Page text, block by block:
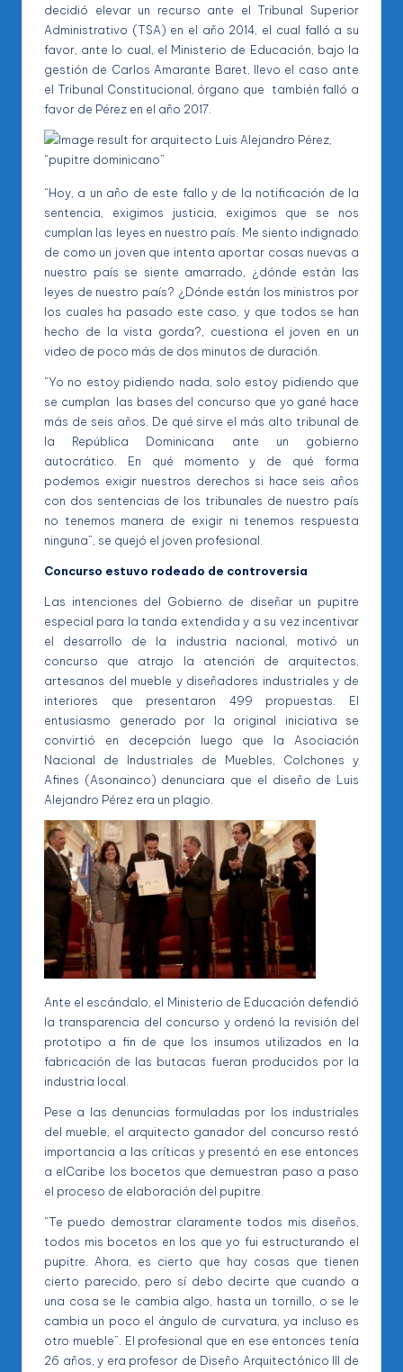
decidió elevar un recurso ante el Tribunal Superior
Administrativo (TSA) en el año 2014, el cual falló a su
favor, ante lo cual, el Ministerio de Educación, bajo la
gestión de Carlos Amarante Baret, llevo el caso ante
el Tribunal Constitucional, órgano que también falló a
favor de Pérez en el año 2017.
“Hoy, a un año de este fallo y de la notificación de la
sentencia, exigimos justicia, exigimos que se nos
cumplan las leyes en nuestro país. Me siento indignado
de como un joven que intenta aportar cosas nuevas a
nuestro país se siente amarrado, ¿dónde están las
leyes de nuestro país? ¿Dónde están los ministros por
los cuales ha pasado este caso, y que todos se han
hecho de la vista gorda?, cuestiona el joven en un
video de poco más de dos minutos de duración.
“Yo no estoy pidiendo nada, solo estoy pidiendo que
se cumplan las bases del concurso que yo gané hace
más de seis años. De qué sirve el más alto tribunal de
la República Dominicana ante un gobierno
autocrático. En qué momento y de qué forma
podemos exigir nuestros derechos si hace seis años
con dos sentencias de los tribunales de nuestro país
no tenemos manera de exigir ni tenemos respuesta
ninguna”, se quejó el joven profesional.
Concurso estuvo rodeado de controversia
Las intenciones del Gobierno de diseñar un pupitre
especial para la tanda extendida y a su vez incentivar
el desarrollo de la industria nacional, motivó un
concurso que atrajo la atención de arquitectos,
artesanos del mueble y diseñadores industriales y de
interiores que presentaron 499 propuestas. El
entusiasmo generado por la original iniciativa se
convirtió en decepción luego que la Asociación
Nacional de Industriales de Muebles, Colchones y
Afines (Asonainco) denunciara que el diseño de Luis
Alejandro Pérez era un plagio.
Ante el escándalo, el Ministerio de Educación defendió
la transparencia del concurso y ordenó la revisión del
prototipo a fin de que los insumos utilizados en la
fabricación de las butacas fueran producidos por la
industria local.
Pese a las denuncias formuladas por los industriales
del mueble, el arquitecto ganador del concurso restó
importancia a las críticas y presentó en ese entonces
a elCaribe los bocetos que demuestran paso a paso
el proceso de elaboración del pupitre.
“Te puedo demostrar claramente todos mis diseños,
todos mis bocetos en los que yo fui estructurando el
pupitre. Ahora, es cierto que hay cosas que tienen
cierto parecido, pero sí debo decirte que cuando a
una cosa se le cambia algo, hasta un tornillo, o se le
cambia un poco el ángulo de curvatura, ya incluso es
otro mueble”. El profesional que en ese entonces tenía
26 años, y era profesor de Diseño Arquitectónico III de